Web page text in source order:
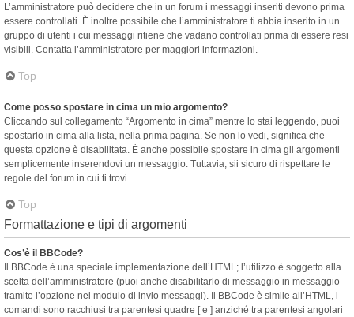
L’amministratore può decidere che in un forum i messaggi inseriti devono prima
essere controllati. È inoltre possibile che l’amministratore ti abbia inserito in un
gruppo di utenti i cui messaggi ritiene che vadano controllati prima di essere resi
visibili. Contatta l’amministratore per maggiori informazioni.
Top
Come posso spostare in cima un mio argomento?
Cliccando sul collegamento “Argomento in cima” mentre lo stai leggendo, puoi
spostarlo in cima alla lista, nella prima pagina. Se non lo vedi, significa che
questa opzione è disabilitata. È anche possibile spostare in cima gli argomenti
semplicemente inserendovi un messaggio. Tuttavia, sii sicuro di rispettare le
regole del forum in cui ti trovi.
Top
Formattazione e tipi di argomenti
Cos’è il BBCode?
Il BBCode è una speciale implementazione dell’HTML; l’utilizzo è soggetto alla
scelta dell’amministratore (puoi anche disabilitarlo di messaggio in messaggio
tramite l’opzione nel modulo di invio messaggi). Il BBCode è simile all’HTML, i
comandi sono racchiusi tra parentesi quadre [ e ] anziché tra parentesi angolari